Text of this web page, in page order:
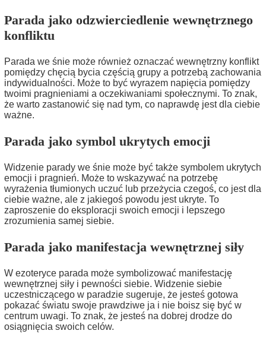
Parada jako odzwierciedlenie wewnętrznego
konfliktu
Parada we śnie może również oznaczać wewnętrzny konflikt
pomiędzy chęcią bycia częścią grupy a potrzebą zachowania
indywidualności. Może to być wyrazem napięcia pomiędzy
twoimi pragnieniami a oczekiwaniami społecznymi. To znak,
że warto zastanowić się nad tym, co naprawdę jest dla ciebie
ważne.
Parada jako symbol ukrytych emocji
Widzenie parady we śnie może być także symbolem ukrytych
emocji i pragnień. Może to wskazywać na potrzebę
wyrażenia tłumionych uczuć lub przeżycia czegoś, co jest dla
ciebie ważne, ale z jakiegoś powodu jest ukryte. To
zaproszenie do eksploracji swoich emocji i lepszego
zrozumienia samej siebie.
Parada jako manifestacja wewnętrznej siły
W ezoteryce parada może symbolizować manifestację
wewnętrznej siły i pewności siebie. Widzenie siebie
uczestniczącego w paradzie sugeruje, że jesteś gotowa
pokazać światu swoje prawdziwe ja i nie boisz się być w
centrum uwagi. To znak, że jesteś na dobrej drodze do
osiągnięcia swoich celów.